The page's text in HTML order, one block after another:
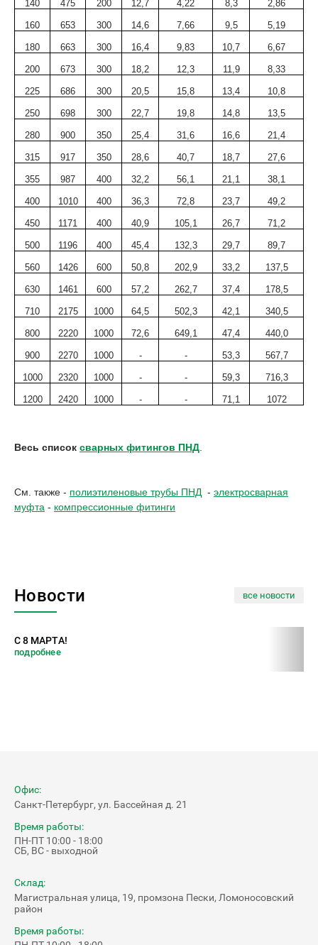
140 475 200 12,7 4,22 8,3 2,86
160 653 300 14,6 7,66 9,5 5,19
180 663 300 16,4 9,83 10,7 6,67
200 673 300 18,2 12,3 11,9 8,33
225 686 300 20,5 15,8 13,4 10,8
250 698 300 22,7 19,8 14,8 13,5
280 900 350 25,4 31,6 16,6 21,4
315 917 350 28,6 40,7 18,7 27,6
355 987 400 32,2 56,1 21,1 38,1
400 1010 400 36,3 72,8 23,7 49,2
450 1171 400 40,9 105,1 26,7 71,2
500 1196 400 45,4 132,3 29,7 89,7
560 1426 600 50,8 202,9 33,2 137,5
630 1461 600 57,2 262,7 37,4 178,5
710 2175 1000 64,5 502,3 42,1 340,5
800 2220 1000 72,6 649,1 47,4 440,0
900 2270 1000 - - 53,3 567,7
1000 2320 1000 - - 59,3 716,3
1200 2420 1000 - - 71,1 1072
Весь список сварных фитингов ПНД.
См. также - полиэтиленовые трубы ПНД- электросварная
муфта - компрессионные фитинги
Новости все новости
С 8 МАРТА!
подробнее
Офис:
Санкт-Петербург, ул. Бассейная д. 21
Время работы:
ПН-ПТ 10:00 - 18:00
СБ, ВС - выходной
Склад:
Магистральная улица, 19, промзона Пески, Ломоносовский
район
Время работы: